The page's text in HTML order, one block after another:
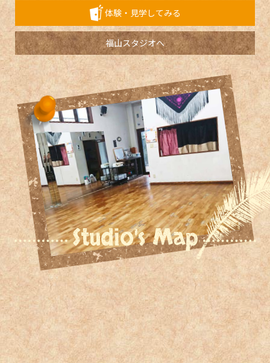
体験・見学してみる
福山スタジオへ
Studio's Map